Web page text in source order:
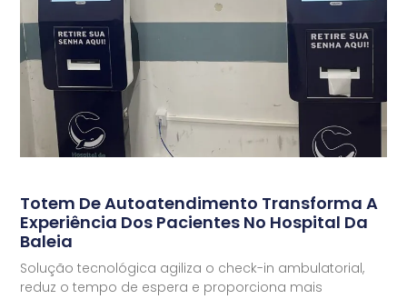
Totem De Autoatendimento Transforma A
Experiência Dos Pacientes No Hospital Da
Baleia
Solução tecnológica agiliza o check-in ambulatorial,
reduz o tempo de espera e proporciona mais